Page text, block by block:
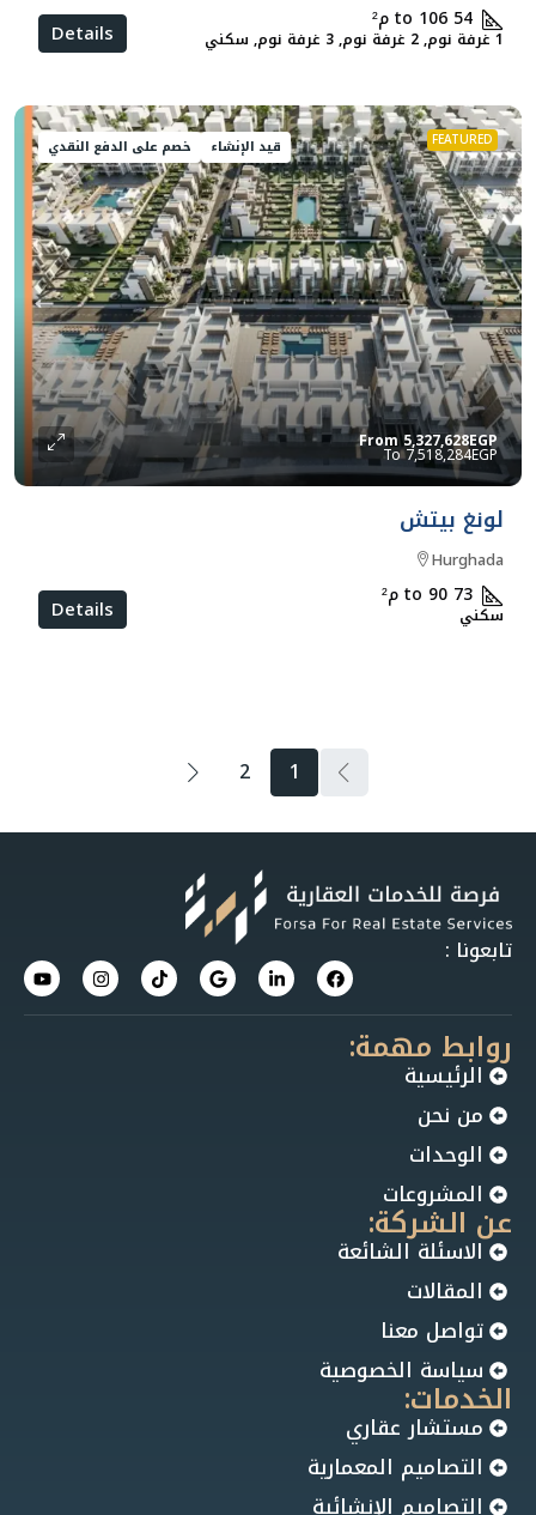
54 to 106 م²
1 غرفة نوم, 2 غرفة نوم, 3 غرفة نوم, سكني Details
FEATURED قيد الإنشاء خصم على الدفع النقدي
From5,327,628EGP
7,518,284EGP
لونغ بيتش
Hurghada
73 to 90 م²
سكني Details
1
2
تابعونا :
روابط مهمة:
الرئيسية
من نحن
الوحدات
المشروعات
عن الشركة:
الاسئلة الشائعة
المقالات
تواصل معنا
سياسة الخصوصية
الخدمات:
مستشار عقاري
التصاميم المعمارية
التصاميم الإنشائية